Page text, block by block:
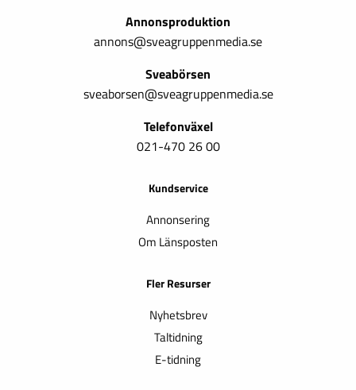
Annonsproduktion
annons@sveagruppenmedia.se
Sveabörsen
sveaborsen@sveagruppenmedia.se
Telefonväxel
021-470 26 00
Kundservice
Annonsering
Om Länsposten
Fler Resurser
Nyhetsbrev
Taltidning
E-tidning